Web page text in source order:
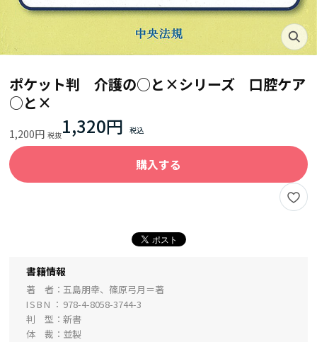
ポケット判 介護の○と×シリーズ 口腔ケア
○と×
1,200円 1,320円
購入する
書籍情報
著 者
五島朋幸、篠原弓月＝著
ISBN
978-4-8058-3744-3
判 型
新書
体 裁
並製